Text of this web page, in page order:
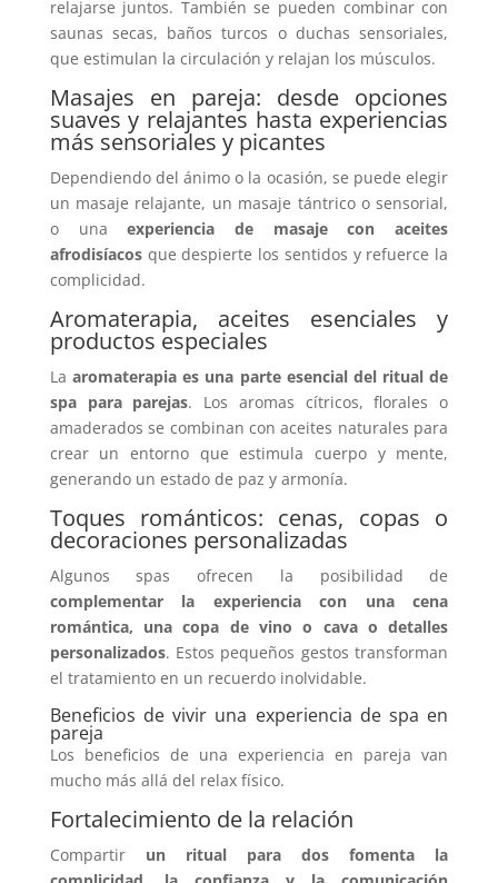
relajarse juntos. También se pueden combinar con
saunas secas, baños turcos o duchas sensoriales,
que estimulan la circulación y relajan los músculos.
Masajes en pareja: desde opciones
suaves y relajantes hasta experiencias
más sensoriales y picantes
Dependiendo del ánimo o la ocasión, se puede elegir
un masaje relajante, un masaje tántrico o sensorial,
o unaexperiencia de masaje con aceites
afrodisíacosque despierte los sentidos y refuerce la
complicidad.
Aromaterapia, aceites esenciales y
productos especiales
La aromaterapia es una parte esencial del ritual de
spa para parejas. Los aromas cítricos, florales o
amaderados se combinan con aceites naturales para
crear un entorno que estimula cuerpo y mente,
generando un estado de paz y armonía.
Toques románticos: cenas, copas o
decoraciones personalizadas
Algunos spas ofrecen la posibilidad de
complementar la experiencia con una cena
romántica, una copa de vino o cava o detalles
personalizados. Estos pequeños gestos transforman
el tratamiento en un recuerdo inolvidable.
Beneficios de vivir una experiencia de spa en
pareja
Los beneficios de una experiencia en pareja van
mucho más allá del relax físico.
Fortalecimiento de la relación
Compartir un ritual para dos fomenta la